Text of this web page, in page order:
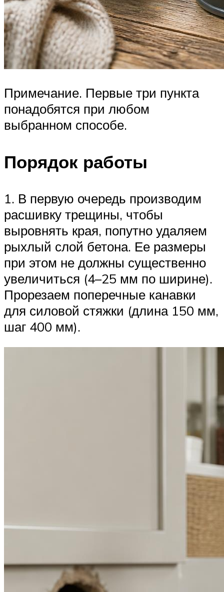
Примечание. Первые три пункта
понадобятся при любом
выбранном способе.
Порядок работы
1. В первую очередь производим
расшивку трещины, чтобы
выровнять края, попутно удаляем
рыхлый слой бетона. Ее размеры
при этом не должны существенно
увеличиться (4–25 мм по ширине).
Прорезаем поперечные канавки
для силовой стяжки (длина 150 мм,
шаг 400 мм).